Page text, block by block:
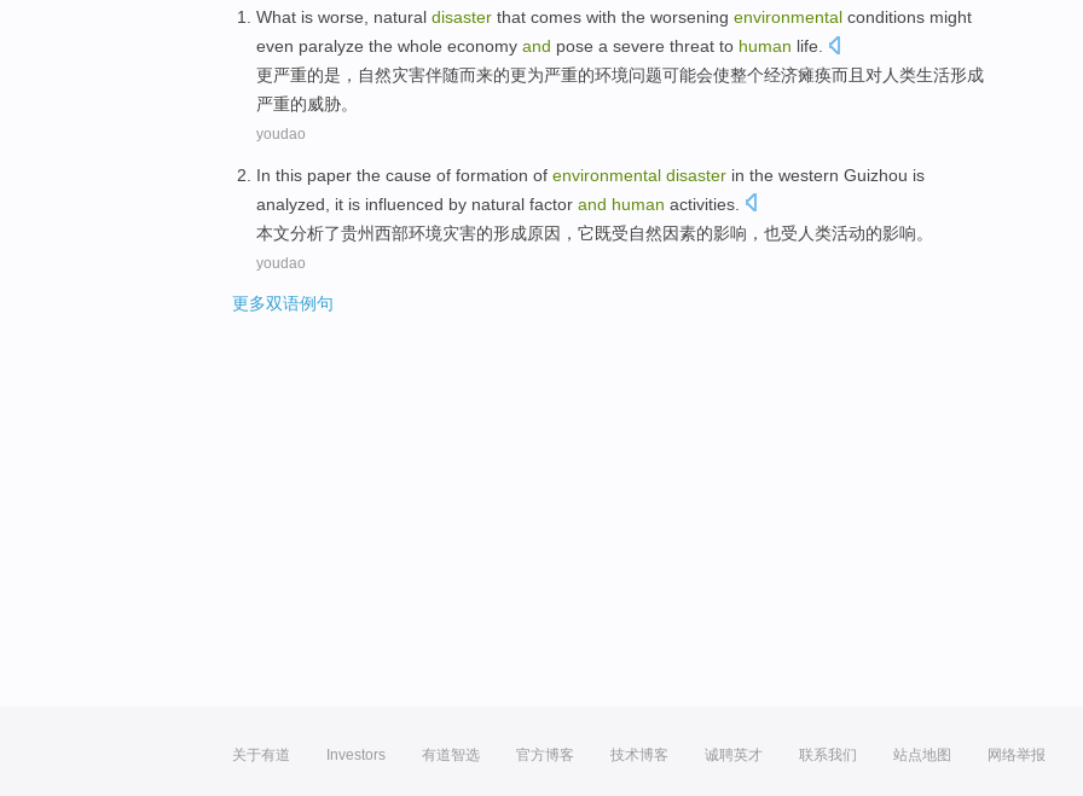
What is worse natural disaster that comes with the worsening environmental conditions might
even paralyze the whole economy and pose a severe threat to human life
更严重的是， 自然灾害伴随而来的更为严重的环境问题可能会使整个经济瘫痪而且 对人类生活形成
严重的威胁。
youdao
In this paper the cause of formation of environmental disaster in the western Guizhou is
analyzed
it is influenced by natural factor and human activities
本文分析了贵州西部环境灾害的形成原因 ， 它既受自然因素的影响，也受人类活动的影响。
youdao
更多双语例句
关于有道 Investors 有道智选 官方博客 技术博客 诚聘英才 联系我们 站点地图 网络举报